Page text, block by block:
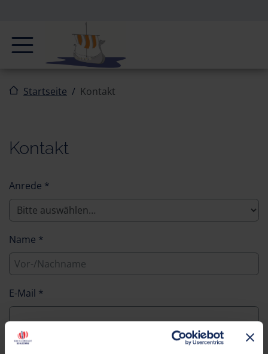
Navigation
Startseite Kontakt
Kontakt
Anrede *
Name *
E-Mail *
Straße, Nr.